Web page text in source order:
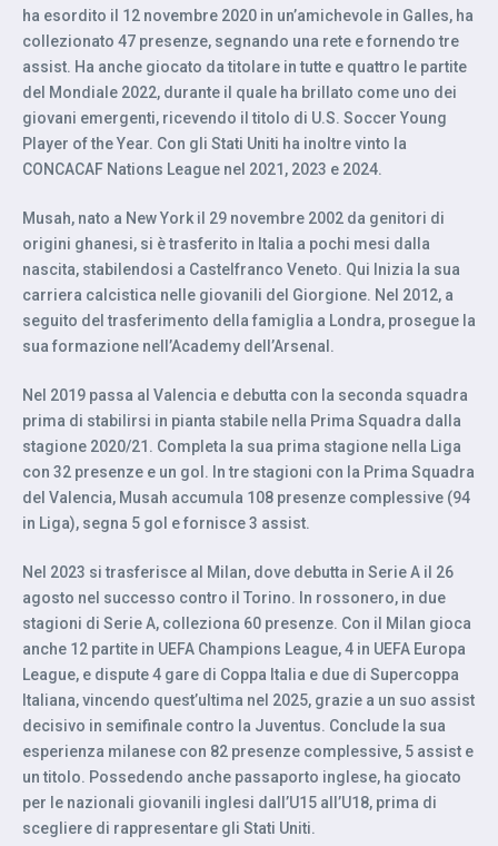
ha esordito il 12 novembre 2020 in un’amichevole in Galles, ha
collezionato 47 presenze, segnando una rete e fornendo tre
assist. Ha anche giocato da titolare in tutte e quattro le partite
del Mondiale 2022, durante il quale ha brillato come uno dei
giovani emergenti, ricevendo il titolo di U.S. Soccer Young
Player of the Year. Con gli Stati Uniti ha inoltre vinto la
CONCACAF Nations League nel 2021, 2023 e 2024.
Musah, nato a New York il 29 novembre 2002 da genitori di
origini ghanesi, si è trasferito in Italia a pochi mesi dalla
nascita, stabilendosi a Castelfranco Veneto. Qui Inizia la sua
carriera calcistica nelle giovanili del Giorgione. Nel 2012, a
seguito del trasferimento della famiglia a Londra, prosegue la
sua formazione nell’Academy dell’Arsenal.
Nel 2019 passa al Valencia e debutta con la seconda squadra
prima di stabilirsi in pianta stabile nella Prima Squadra dalla
stagione 2020/21. Completa la sua prima stagione nella Liga
con 32 presenze e un gol. In tre stagioni con la Prima Squadra
del Valencia, Musah accumula 108 presenze complessive (94
in Liga), segna 5 gol e fornisce 3 assist.
Nel 2023 si trasferisce al Milan, dove debutta in Serie A il 26
agosto nel successo contro il Torino. In rossonero, in due
stagioni di Serie A, colleziona 60 presenze. Con il Milan gioca
anche 12 partite in UEFA Champions League, 4 in UEFA Europa
League, e dispute 4 gare di Coppa Italia e due di Supercoppa
Italiana, vincendo quest’ultima nel 2025, grazie a un suo assist
decisivo in semifinale contro la Juventus. Conclude la sua
esperienza milanese con 82 presenze complessive, 5 assist e
un titolo. Possedendo anche passaporto inglese, ha giocato
per le nazionali giovanili inglesi dall’U15 all’U18, prima di
scegliere di rappresentare gli Stati Uniti.